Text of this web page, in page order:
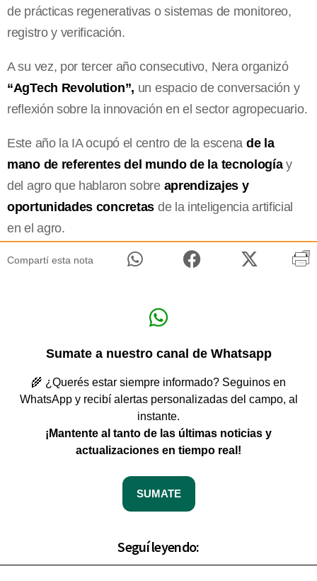
de prácticas regenerativas o sistemas de monitoreo,
registro y verificación.
A su vez, por tercer año consecutivo, Nera organizó
“AgTech Revolution”, un espacio de conversación y
reflexión sobre la innovación en el sector agropecuario.
Este año la IA ocupó el centro de la escena de la
mano de referentes del mundo de la tecnologíay
del agro que hablaron sobre aprendizajes y
oportunidades concretas de la inteligencia artificial
en el agro.
Compartí esta nota
Sumate a nuestro canal de Whatsapp
🌾 ¿Querés estar siempre informado? Seguinos en
WhatsApp y recibí alertas personalizadas del campo, al
instante.
¡Mantente al tanto de las últimas noticias y
actualizaciones en tiempo real!
SUMATE
Seguí leyendo: